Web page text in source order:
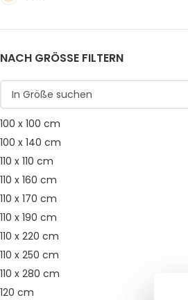
NACH GRÖSSE FILTERN
100 x 100 cm
100 x 140 cm
110 x 110 cm
110 x 160 cm
110 x 170 cm
110 x 190 cm
110 x 220 cm
110 x 250 cm
110 x 280 cm
120 cm